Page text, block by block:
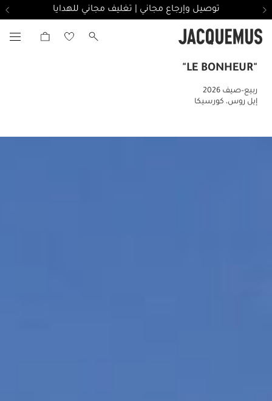
"LE BONHEUR"
ربيع–صيف 2026
إيل روس، كورسيكا